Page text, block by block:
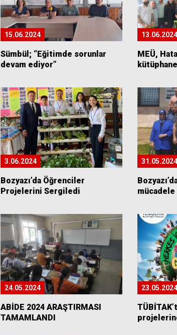
15.06.2024
Sümbül; “Eğitimde sorunlar
devam ediyor”
13.06.2024
MEÜ,
3.06.2024
Bozyazı’da Öğrenciler
Projelerini Sergiledi
31.05.2024
mücadele
24.05.2024
ABİDE 2024 ARAŞTIRMASI
TAMAMLANDI
23.05.2024